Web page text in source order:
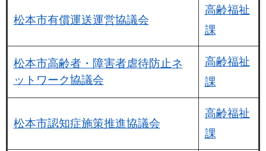
松本市有償運送運営協議会
高齢福祉
課
松本市高齢者・障害者虐待防止ネ
ットワーク協議会
高齢福祉
課
松本市認知症施策推進協議会
高齢福祉
課